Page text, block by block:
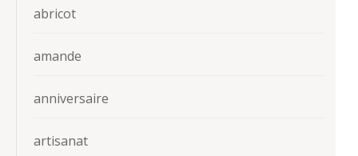
abricot
amande
anniversaire
artisanat